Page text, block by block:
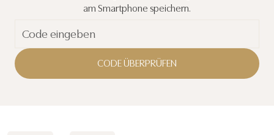
am Smartphone speichern.
CODE ÜBERPRÜFEN